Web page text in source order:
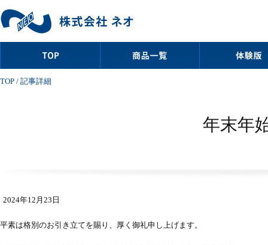
TOP / 記事詳細
年末年
2024年12月23日
平素は格別のお引き立てを賜り、厚く御礼申し上げます。